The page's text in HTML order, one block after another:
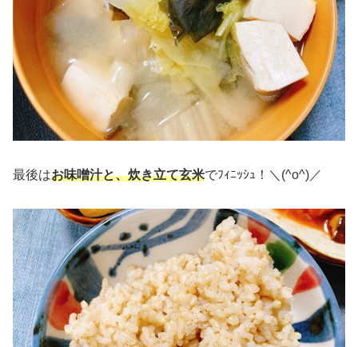
最後はお味噌汁と、炊き立て玄米でﾌｨﾆｯｼｭ！＼(^o^)／